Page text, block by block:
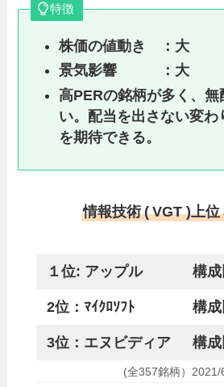
特徴
株価の値動き ：大
景気影響 ：大
高PERの銘柄が多く、無
い。配当を出さない変わ
を期待できる。
情報技術 ( VGT )上位
１位: アップル 構
2位：ﾏｲｸﾛｿﾌﾄ 構
3位：エヌビディア 構
(全357銘柄）2021/